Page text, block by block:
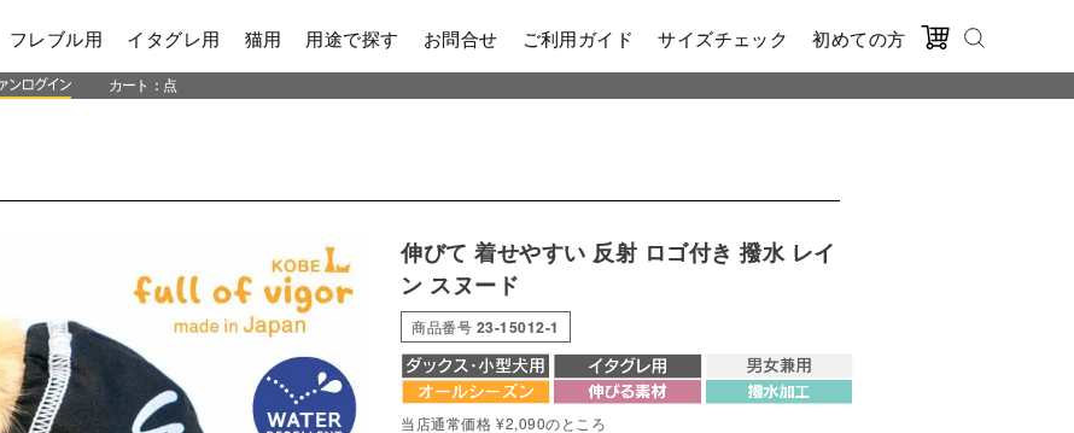
フレブル用 イタグレ用 猫用 用途で探す お問合せ ご利用ガイド サイズチェック 初めての方
カート： 点
伸びて 着せやすい 反射 ロゴ付き 撥水 レイ
ン スヌード
商品番号 23-15012-1
当店通常価格 ¥2,090のところ